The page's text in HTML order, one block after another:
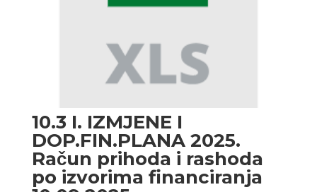
10.3 I. IZMJENE I
DOP.FIN.PLANA 2025.
Račun prihoda i rashoda
po izvorima financiranja